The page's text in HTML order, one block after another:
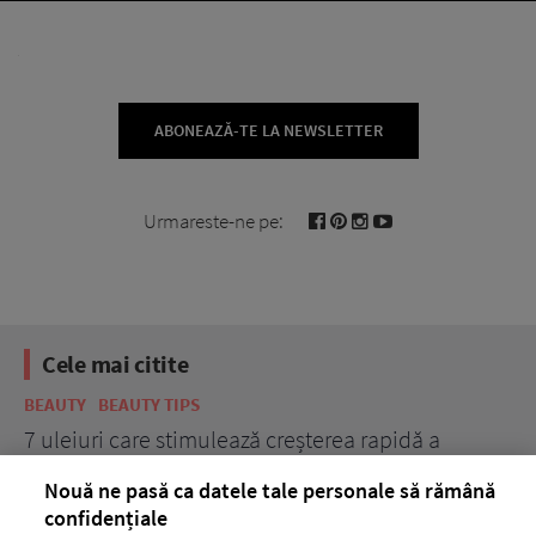
ABONEAZĂ-TE LA NEWSLETTER
Urmareste-ne pe:
Cele mai citite
BEAUTY BEAUTY TIPS
7 uleiuri care stimulează creșterea rapidă a
Nouă ne pasă ca datele tale personale să rămână
confidențiale